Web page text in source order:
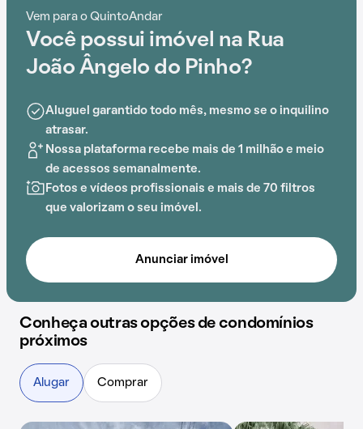
Vem para o QuintoAndar
Você possui imóvel na Rua
João Ângelo do Pinho?
Aluguel garantido todo mês, mesmo se o inquilino
atrasar.
Nossa plataforma recebe mais de 1 milhão e meio
de acessos semanalmente.
Fotos e vídeos profissionais e mais de 70 filtros
que valorizam o seu imóvel.
Anunciar imóvel
Conheça outras opções de condomínios
próximos
Alugar Comprar